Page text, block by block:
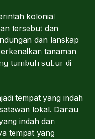
kolonial
tersebut dan
dan lanskap
tanaman
tumbuh subur di
tempat yang indah
lokal. Danau
indah dan
tempat yang